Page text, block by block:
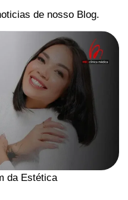
de nosso Blog.
da Estética